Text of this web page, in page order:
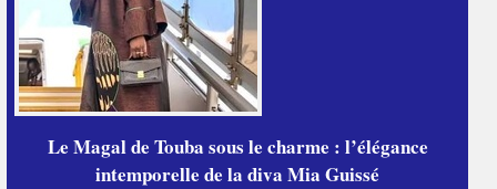
Le Magal de Touba sous le charme : l’élégance
intemporelle de la diva Mia Guissé